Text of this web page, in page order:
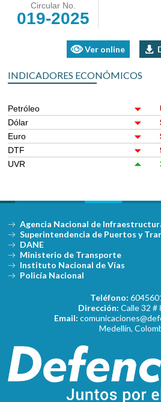
Circular No.
019-2025
Ver online
INDICADORES ECONÓMICOS
Petróleo
Dólar
Euro
DTF
UVR
Agencia Nacional de
Superintendencia de Puertos y
DANE
Ministerio de Transporte
Instituto Nacional de Vías
Policía Nacional
Teléfono:
Dirección: Calle 32 #
Email:
Medellín,